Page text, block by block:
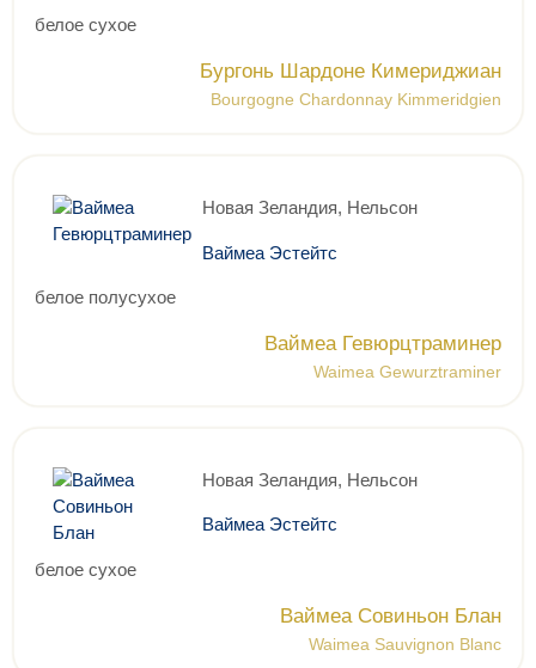
белое сухое
Бургонь Шардоне Кимериджиан
Bourgogne Chardonnay Kimmeridgien
Новая Зеландия, Нельсон
Ваймеа Эстейтс
белое полусухое
Ваймеа Гевюрцтраминер
Waimea Gewurztraminer
Новая Зеландия, Нельсон
Ваймеа Эстейтс
белое сухое
Ваймеа Совиньон Блан
Waimea Sauvignon Blanc